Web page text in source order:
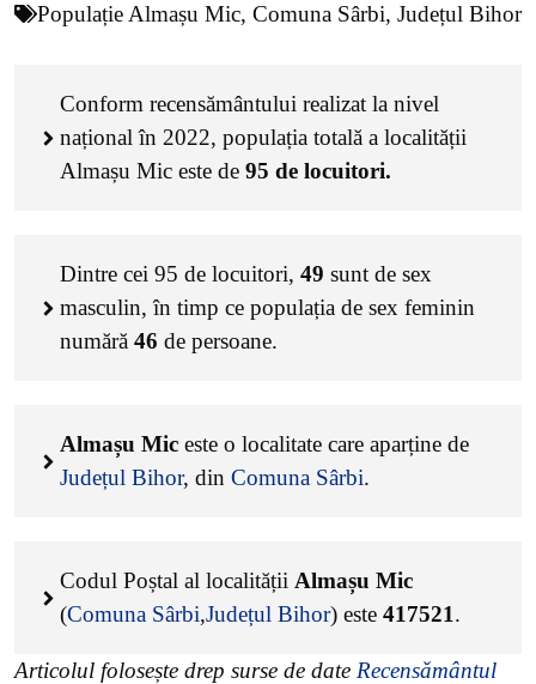
Populație Almașu Mic, Comuna Sârbi, Județul Bihor
Conform recensământului realizat la nivel
național în 2022, populația totală a localității
Almașu Mic este de 95 de locuitori.
Dintre cei 95 de locuitori, 49 sunt de sex
masculin, în timp ce populația de sex feminin
numără 46 de persoane.
Almașu Mic este o localitate care aparține de
Județul Bihor, din Comuna Sârbi.
Codul Poștal al localității Almașu Mic
(Comuna Sârbi,Județul Bihor) este 417521.
Articolul folosește drep surse de date Recensământul